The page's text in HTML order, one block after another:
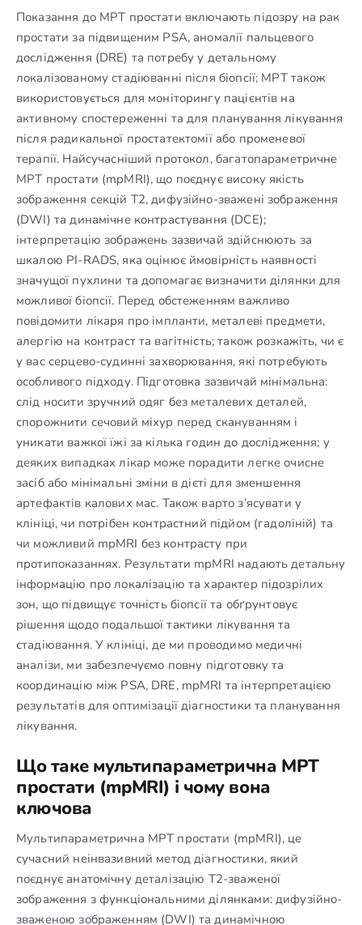
Показання до МРТ простати включають підозру на рак
простати за підвищеним PSA, аномалії пальцевого
дослідження (DRE) та потребу у детальному
локалізованому стадіюванні після біопсії; МРТ також
використовується для моніторингу пацієнтів на
активному спостереженні та для планування лікування
після радикальної простатектомії або променевої
терапії. Найсучасніший протокол, багатопараметричне
МРТ простати (mpMRI), що поєднує високу якість
зображення секцій T2, дифузійно-зважені зображення
(DWI) та динамічне контрастування (DCE);
інтерпретацію зображень зазвичай здійснюють за
шкалою PI-RADS, яка оцінює ймовірність наявності
значущої пухлини та допомагає визначити ділянки для
можливої біопсії. Перед обстеженням важливо
повідомити лікаря про імпланти, металеві предмети,
алергію на контраст та вагітність; також розкажіть, чи є
у вас серцево-судинні захворювання, які потребують
особливого підходу. Підготовка зазвичай мінімальна:
слід носити зручний одяг без металевих деталей,
спорожнити сечовий міхур перед скануванням і
уникати важкої їжі за кілька годин до дослідження; у
деяких випадках лікар може порадити легке очисне
засіб або мінімальні зміни в дієті для зменшення
артефактів калових мас. Також варто з’ясувати у
клініці, чи потрібен контрастний підйом (гадоліній) та
чи можливий mpMRI без контрасту при
протипоказаннях. Результати mpMRI надають детальну
інформацію про локалізацію та характер підозрілих
зон, що підвищує точність біопсії та обґрунтовує
рішення щодо подальшої тактики лікування та
стадіювання. У клініці, де ми проводимо медичні
аналізи, ми забезпечуємо повну підготовку та
координацію між PSA, DRE, mpMRI та інтерпретацією
результатів для оптимізації діагностики та планування
лікування.
Що таке мультипараметрична МРТ
простати (mpMRI) і чому вона
ключова
Мультипараметрична МРТ простати (mpMRI), це
сучасний неінвазивний метод діагностики, який
поєднує анатомічну деталізацію Т2-зваженої
зображення з функціональними ділянками: дифузійно-
зваженою зображенням (DWI) та динамічною